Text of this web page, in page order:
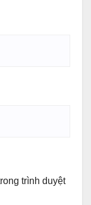
trình duyệt